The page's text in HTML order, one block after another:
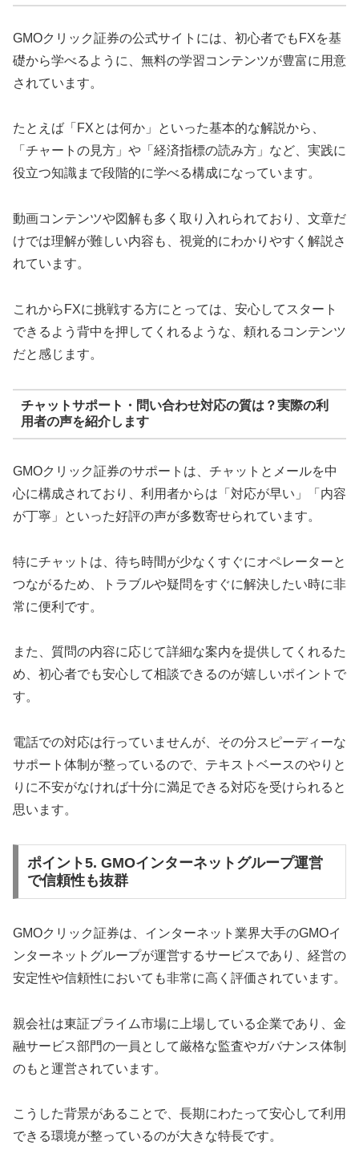
GMOクリック証券の公式サイトには、初心者でもFXを基
礎から学べるように、無料の学習コンテンツが豊富に用意
されています。
たとえば「FXとは何か」といった基本的な解説から、
「チャートの見方」や「経済指標の読み方」など、実践に
役立つ知識まで段階的に学べる構成になっています。
動画コンテンツや図解も多く取り入れられており、文章だ
けでは理解が難しい内容も、視覚的にわかりやすく解説さ
れています。
これからFXに挑戦する方にとっては、安心してスタート
できるよう背中を押してくれるような、頼れるコンテンツ
だと感じます。
チャットサポート・問い合わせ対応の質は？実際の利
用者の声を紹介します
GMOクリック証券のサポートは、チャットとメールを中
心に構成されており、利用者からは「対応が早い」「内容
が丁寧」といった好評の声が多数寄せられています。
特にチャットは、待ち時間が少なくすぐにオペレーターと
つながるため、トラブルや疑問をすぐに解決したい時に非
常に便利です。
また、質問の内容に応じて詳細な案内を提供してくれるた
め、初心者でも安心して相談できるのが嬉しいポイントで
す。
電話での対応は行っていませんが、その分スピーディーな
サポート体制が整っているので、テキストベースのやりと
りに不安がなければ十分に満足できる対応を受けられると
思います。
ポイント5. GMOインターネットグループ運営
で信頼性も抜群
GMOクリック証券は、インターネット業界大手のGMOイ
ンターネットグループが運営するサービスであり、経営の
安定性や信頼性においても非常に高く評価されています。
親会社は東証プライム市場に上場している企業であり、金
融サービス部門の一員として厳格な監査やガバナンス体制
のもと運営されています。
こうした背景があることで、長期にわたって安心して利用
できる環境が整っているのが大きな特長です。